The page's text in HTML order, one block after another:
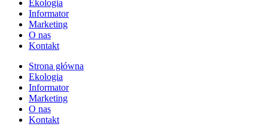
Ekologia
Informator
Marketing
O nas
Kontakt
Strona główna
Ekologia
Informator
Marketing
O nas
Kontakt